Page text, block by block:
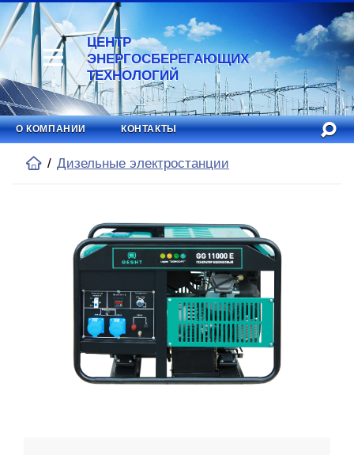
ЦЕНТР
ЭНЕРГОСБЕРЕГАЮЩИХ
ТЕХНОЛОГИЙ
О КОМПАНИИ КОНТАКТЫ
Дизельные электростанции